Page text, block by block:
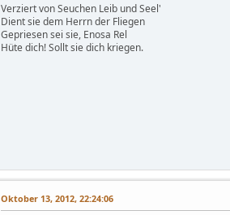
Verziert von Seuchen Leib und Seel'
Dient sie dem Herrn der Fliegen
Gepriesen sei sie, Enosa Rel
Hüte dich! Sollt sie dich kriegen.
Oktober 13, 2012, 22:24:06